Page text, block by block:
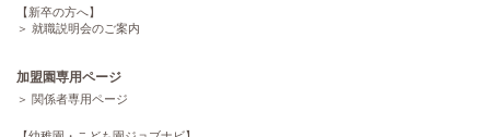
【新卒の方へ】
就職説明会のご案内
加盟園専用ページ
関係者専用ページ